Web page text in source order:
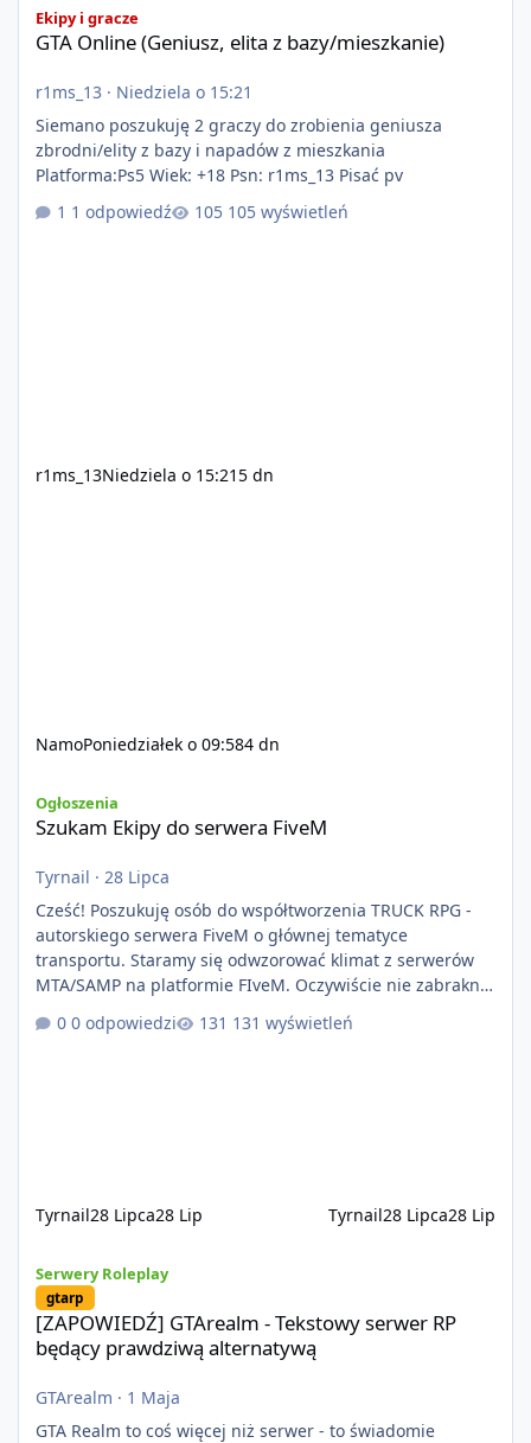
Ekipy i gracze
GTA Online (Geniusz, elita z bazy/mieszkanie)
r1ms_13 · Niedziela o 15:21
Siemano poszukuję 2 graczy do zrobienia geniusza
zbrodni/elity z bazy i napadów z mieszkania
Platforma:Ps5 Wiek: +18 Psn: r1ms_13 Pisać pv
1 odpowiedź
105 wyświetleń
r1ms_13Niedziela o 15:215 dn
NamoPoniedziałek o 09:584 dn
Ogłoszenia
Szukam Ekipy do serwera FiveM
Tyrnail · 28 Lipca
Cześć! Poszukuję osób do współtworzenia TRUCK RPG -
autorskiego serwera FiveM o głównej tematyce
transportu. Staramy się odwzorować klimat z serwerów
MTA/SAMP na platformie FIveM. Oczywiście nie zabraknie
kontentu dla graczy którzy chcą robić coś innego niż
jeździć ciężarówką. Projekt tworzony jest od podstaw z
0 odpowiedzi 131 wyświetleń
Tyrnail28 Lipca28 Lip Tyrnail28 Lipca28 Lip
Serwery Roleplay
gtarp
[ZAPOWIEDŹ] GTArealm - Tekstowy serwer RP
będący prawdziwą alternatywą
GTArealm · 1 Maja
GTA Realm to coś więcej niż serwer - to świadomie